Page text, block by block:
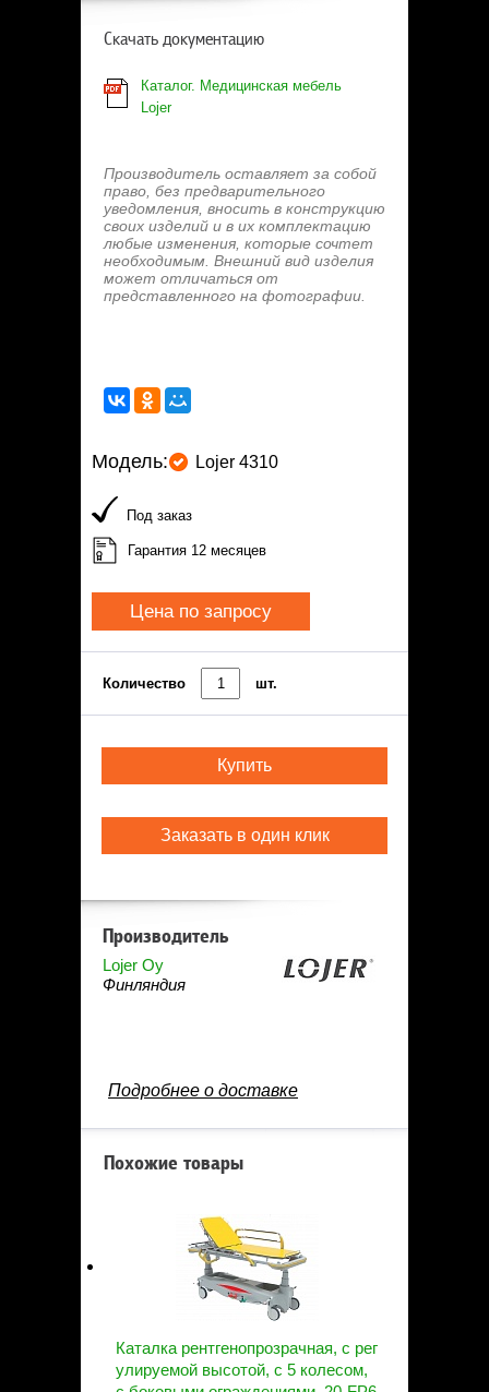
Скачать документацию
Каталог. Медицинская мебель
Lojer
Производитель оставляет за собой
право, без предварительного
уведомления, вносить в конструкцию
своих изделий и в их комплектацию
любые изменения, которые сочтет
необходимым. Внешний вид изделия
может отличаться от
представленного на фотографии.
Модель: Lojer 4310
Под заказ
Гарантия 12 месяцев
Цена по запросу
Количество шт.
Купить
Заказать в один клик
Производитель
Lojer Oy
Финляндия
Подробнее о доставке
Похожие товары
Каталка рентгенопрозрачная, с рег
улируемой высотой, с 5 колесом,